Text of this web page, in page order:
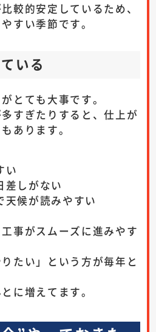
較的安定しているため、
すい季節です。
いる
とても大事です。
すぎたりすると、仕上が
あります。
い
差しがない
天候が読みやすい
事がスムーズに進みやす
たい」という方が毎年と
に増えてます。